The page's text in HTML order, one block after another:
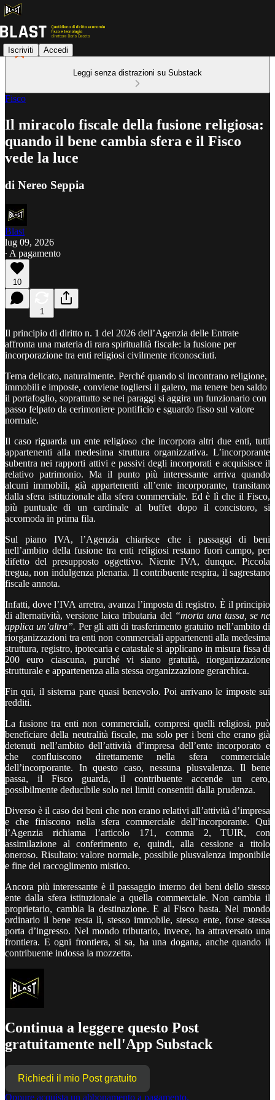
Iscriviti Accedi
Leggi senza distrazioni su Substack
Fisco
Il miracolo fiscale della fusione religiosa:
quando il bene cambia sfera e il Fisco
vede la luce
di Nereo Seppia
Blast
lug 09, 2026
∙ A pagamento
10
1
Il principio di diritto n. 1 del 2026 dell’Agenzia delle Entrate
affronta una materia di rara spiritualità fiscale: la fusione per
incorporazione tra enti religiosi civilmente riconosciuti.
Tema delicato, naturalmente. Perché quando si incontrano religione,
immobili e imposte, conviene togliersi il galero, ma tenere ben saldo
il portafoglio, soprattutto se nei paraggi si aggira un funzionario con
passo felpato da cerimoniere pontificio e sguardo fisso sul valore
normale.
Il caso riguarda un ente religioso che incorpora altri due enti, tutti
appartenenti alla medesima struttura organizzativa. L’incorporante
subentra nei rapporti attivi e passivi degli incorporati e acquisisce il
relativo patrimonio. Ma il punto più interessante arriva quando
alcuni immobili, già appartenenti all’ente incorporante, transitano
dalla sfera istituzionale alla sfera commerciale. Ed è lì che il Fisco,
più puntuale di un cardinale al buffet dopo il concistoro, si
accomoda in prima fila.
Sul piano IVA, l’Agenzia chiarisce che i passaggi di beni
nell’ambito della fusione tra enti religiosi restano fuori campo, per
difetto del presupposto oggettivo. Niente IVA, dunque. Piccola
tregua, non indulgenza plenaria. Il contribuente respira, il sagrestano
fiscale annota.
Infatti, dove l’IVA arretra, avanza l’imposta di registro. È il principio
di alternatività, versione laica tributaria del “morta una tassa, se ne
applica un’altra”. Per gli atti di trasferimento gratuito nell’ambito di
riorganizzazioni tra enti non commerciali appartenenti alla medesima
struttura, registro, ipotecaria e catastale si applicano in misura fissa di
200 euro ciascuna, purché vi siano gratuità, riorganizzazione
strutturale e appartenenza alla stessa organizzazione gerarchica.
Fin qui, il sistema pare quasi benevolo. Poi arrivano le imposte sui
redditi.
La fusione tra enti non commerciali, compresi quelli religiosi, può
beneficiare della neutralità fiscale, ma solo per i beni che erano già
detenuti nell’ambito dell’attività d’impresa dell’ente incorporato e
che confluiscono direttamente nella sfera commerciale
dell’incorporante. In questo caso, nessuna plusvalenza. Il bene
passa, il Fisco guarda, il contribuente accende un cero,
possibilmente deducibile solo nei limiti consentiti dalla prudenza.
Diverso è il caso dei beni che non erano relativi all’attività d’impresa
e che finiscono nella sfera commerciale dell’incorporante. Qui
l’Agenzia richiama l’articolo 171, comma 2, TUIR, con
assimilazione al conferimento e, quindi, alla cessione a titolo
oneroso. Risultato: valore normale, possibile plusvalenza imponibile
e fine del raccoglimento mistico.
Ancora più interessante è il passaggio interno dei beni dello stesso
ente dalla sfera istituzionale a quella commerciale. Non cambia il
proprietario, cambia la destinazione. E al Fisco basta. Nel mondo
ordinario il bene resta lì, stesso immobile, stesso ente, forse stessa
porta d’ingresso. Nel mondo tributario, invece, ha attraversato una
frontiera. E ogni frontiera, si sa, ha una dogana, anche quando il
contribuente indossa la mozzetta.
Continua a leggere questo Post
gratuitamente nell'App Substack
Richiedi il mio Post gratuito
Oppure acquista un abbonamento a pagamento.